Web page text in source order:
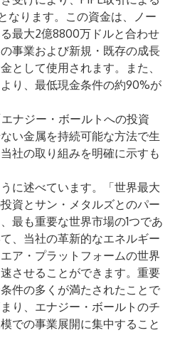
なります。この資金は、ノー
最大2億8800万ドルと合わせ
事業および新規・既存の成長
として使用されます。また、
り、最低現金条件の約90%が
ナジー・ボールトへの投資
い金属を持続可能な方法で生
社の取り組みを明確に示すも
に述べています。「世界最大
資とサン・メタルズとのパー
最も重要な世界市場の1つであ
、当社の革新的なエネルギー
ア・プラットフォームの世界
させることができます。重要
件の多くが満たされたことで
り、エナジー・ボールトのチ
での事業展開に集中すること